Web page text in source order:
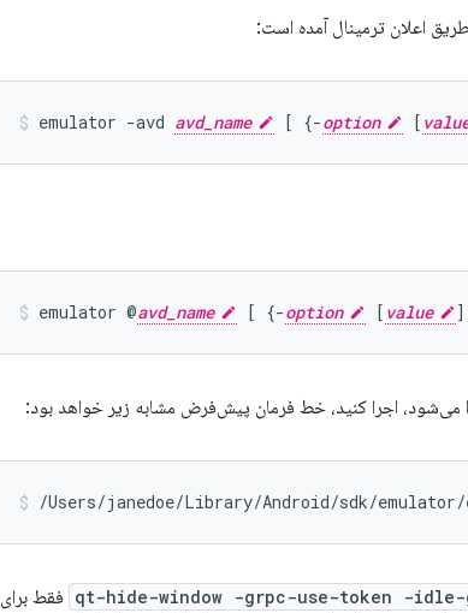
اعلان ترمینال آمده است:
emulator -avd avd_name [ {-option [
emulator @avd_name [ {-option [ value
می‌شود، اجرا کنید، خط فرمان پیش‌فرض مشابه زیر خواهد بود:
/Users/janedoe/Library/Android/sdk/
‎ فقط برای